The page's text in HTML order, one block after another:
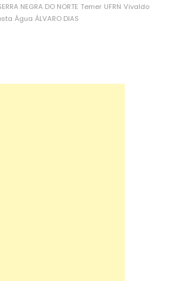
NEGRA DO NORTE Temer UFRN Vivaldo
Água ÁLVARO DIAS